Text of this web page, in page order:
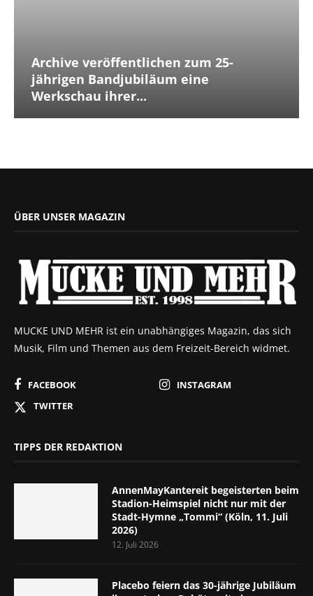
Archive veröffentlichen zum 25-
jährigen Bandjubiläum eine
Werkschau ihrer...
ÜBER UNSER MAGAZIN
MUCKE UND MEHR ist ein unabhängiges Magazin, das sich
Musik, Film und Themen aus dem Freizeit-Bereich widmet.
FACEBOOK
INSTAGRAM
TWITTER
TIPPS DER REDAKTION
AnnenMayKantereit begeisterten beim
Stadion-Heimspiel nicht nur mit der
Stadt-Hymne „Tommi“ (Köln, 11. Juli
2026)
12. Juli 2026
Placebo feiern das 30-jährige Jubiläum